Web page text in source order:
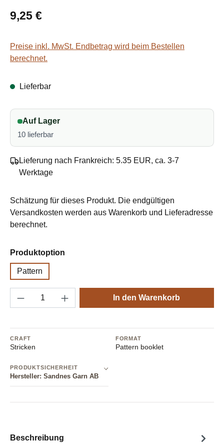
Regulärer Preis:
9,25 €
Preise inkl. MwSt. Endbetrag wird beim Bestellen
berechnet.
Lieferbar
Auf Lager
10 lieferbar
Lieferung nach Frankreich: 5.35 EUR, ca. 3-7
Werktage
Schätzung für dieses Produkt. Die endgültigen
Versandkosten werden aus Warenkorb und Lieferadresse
berechnet.
Produktoption
Pattern
Produkt Anzahl: Gib den gewünschten
In den Warenkorb
CRAFT
Stricken
FORMAT
Pattern booklet
PRODUKTSICHERHEIT
Hersteller: Sandnes Garn AB
Beschreibung